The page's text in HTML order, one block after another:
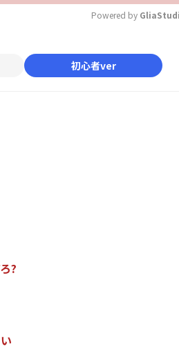
Mute
Powered by
初心者ver
ろ?
い